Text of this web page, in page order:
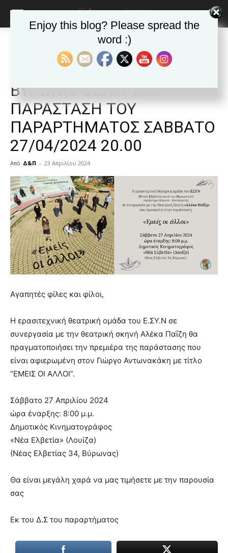
Ανακοινώσεις - Δελτία τύπου
Ανακοινώσεις - Δελτία τύπου Δημοφιλή άρθρα
ΕΣΥΝ ΚΑΙΣΑΡΙΑΝΗΣ-
ΒΥΡΩΝΑ: ΘΕΑΤΡΙΚΗ
ΠΑΡΑΣΤΑΣΗ ΤΟΥ
ΠΑΡΑΡΤΗΜΑΤΟΣ ΣΑΒΒΑΤΟ
27/04/2024 20.00
Από Δ&Π - 23 Απριλίου 2024
blonde
lesbians
very
hot
cam
show.desi
xxx
brandi
lyons
the
of
pain.
hd
porn
Αγαπητές φίλες και φίλοι,
Η ερασιτεχνική θεατρική ομάδα του Ε.ΣΥ.Ν σε
συνεργασία με την θεατρική σκηνή Αλέκα Παΐζη θα
πραγματοποιήσει την πρεμιέρα της παράστασης που
είναι αφιερωμένη στον Γιώργο Αντωνακάκη με τίτλο
“ΕΜΕΙΣ ΟΙ ΑΛΛOI”.
Σάββατο 27 Απριλίου 2024
ώρα έναρξης: 8:00 μ.μ.
Δημοτικός Κινηματογράφος
«Νέα Ελβετία» (Λουίζα)
(Νέας Ελβετίας 34, Βύρωνας)
Θα είναι μεγάλη χαρά να μας τιμήσετε με την παρουσία
σας
Εκ του Δ.Σ του παραρτήματος
Enjoy this blog? Please spread the
word :)